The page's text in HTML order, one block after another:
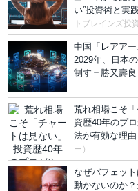
い”投資術と実
トブレインズ投
中国「レアアー
2029年、日本
制す＝勝又壽良
荒れ相場こそ
資歴40年のプ
法が有効な理由
ー）
なぜバフェッ
動かないのか